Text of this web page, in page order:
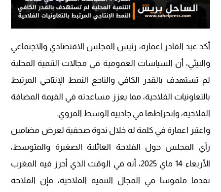
أكد عبد القادر اعمارة، رئيس المجلس الاقتصادي والاجتماعي
والبيئي، أن السياسات العمومية في مجالات التنمية المحلية
لم تستهدف بالقدر الكافي والناجع النمط الإنتاجي المرتبط
بالتعاونيات الفلاحية، مما يعزز مساعدته في القيمة المضافة
الفلاحية، وانخراطها في جاذبية الوسط القروي.
واعتبر اعمارة في كلمة له خلال ندوة صحفية لعرض مضامين
رأي المجلس حول الفلاحة العائلية الصغيرة والمتوسط،
الأربعاء 14 ماي 2025، أنه في الوقت الذي أحرز فيه المغرب
تقدما ملموسا في المجال التنمية الفلاحية، فإن الفلاحة